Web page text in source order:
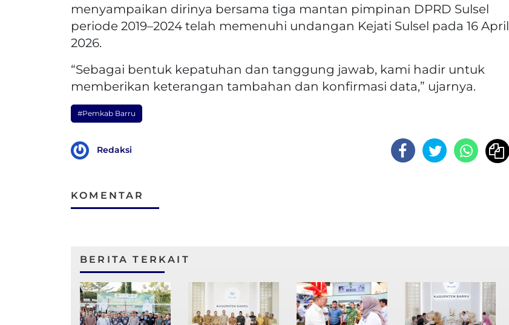
menyampaikan dirinya bersama tiga mantan pimpinan DPRD Sulsel
periode 2019–2024 telah memenuhi undangan Kejati Sulsel pada 16 April
2026.
“Sebagai bentuk kepatuhan dan tanggung jawab, kami hadir untuk
memberikan keterangan tambahan dan konfirmasi data,” ujarnya.
#Pemkab Barru
Redaksi
KOMENTAR
BERITA TERKAIT